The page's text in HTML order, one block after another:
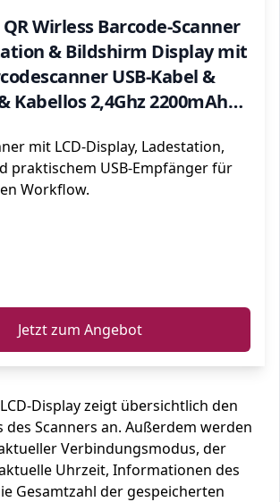
Wirless Barcode-Scanner
& Bildshirm Display mit
USB-Kabel &
Kabellos 2,4Ghz 2200mAh
mit LCD-Display, Ladestation,
praktischem USB-Empfänger für
Workflow.
Jetzt zum Angebot
Display zeigt übersichtlich den
des Scanners an. Außerdem werden
Verbindungsmodus, der
Uhrzeit, Informationen des
Gesamtzahl der gespeicherten